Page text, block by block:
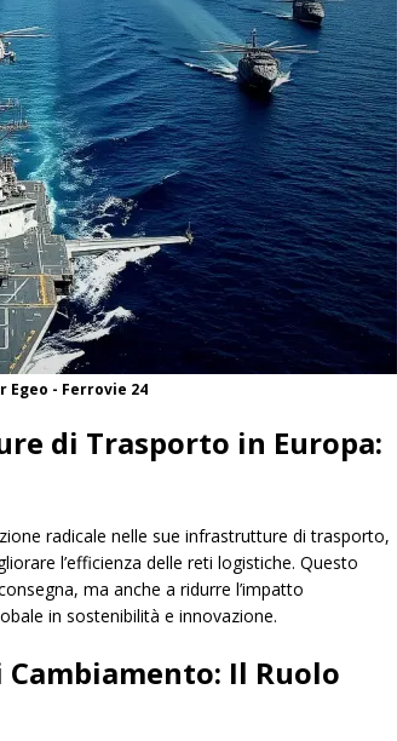
- Ferrovie 24
di Trasporto in Europa:
radicale nelle sue infrastrutture di trasporto,
l’efficienza delle reti logistiche. Questo
ma anche a ridurre l’impatto
in sostenibilità e innovazione.
Il Ruolo